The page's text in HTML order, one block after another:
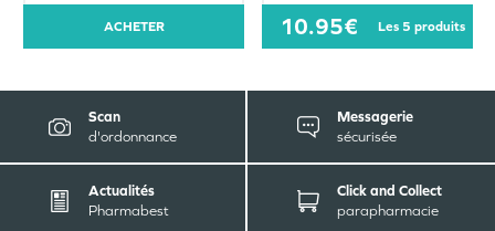
ACHETER 10.95€ les 5 produits
Scan
d'ordonnance
Messagerie
sécurisée
Actualités
Pharmabest
Click and Collect
parapharmacie